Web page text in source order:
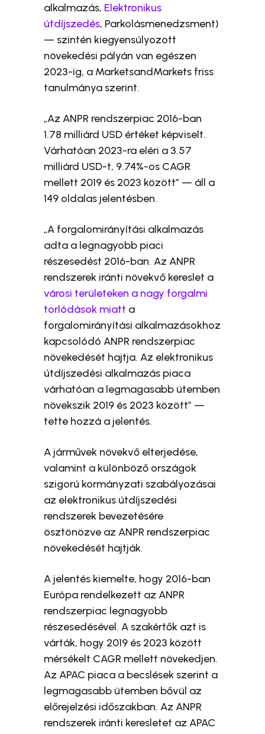
alkalmazás, Elektronikus
útdíjszedés, Parkolásmenedzsment)
— szintén kiegyensúlyozott
növekedési pályán van egészen
2023-ig, a MarketsandMarkets friss
tanulmánya szerint.
„Az ANPR rendszerpiac 2016-ban
1.78 milliárd USD értéket képviselt.
Várhatóan 2023-ra eléri a 3.57
milliárd USD-t, 9.74%-os CAGR
mellett 2019 és 2023 között” — áll a
149 oldalas jelentésben.
„A forgalomirányítási alkalmazás
adta a legnagyobb piaci
részesedést 2016-ban. Az ANPR
rendszerek iránti növekvő kereslet a
városi területeken a nagy forgalmi
torlódások miatt a
forgalomirányítási alkalmazásokhoz
kapcsolódó ANPR rendszerpiac
növekedését hajtja. Az elektronikus
útdíjszedési alkalmazás piaca
várhatóan a legmagasabb ütemben
növekszik 2019 és 2023 között” —
tette hozzá a jelentés.
A járművek növekvő elterjedése,
valamint a különböző országok
szigorú kormányzati szabályozásai
az elektronikus útdíjszedési
rendszerek bevezetésére
ösztönözve az ANPR rendszerpiac
növekedését hajtják.
A jelentés kiemelte, hogy 2016-ban
Európa rendelkezett az ANPR
rendszerpiac legnagyobb
részesedésével. A szakértők azt is
várták, hogy 2019 és 2023 között
mérsékelt CAGR mellett növekedjen.
Az APAC piaca a becslések szerint a
legmagasabb ütemben bővül az
előrejelzési időszakban. Az ANPR
rendszerek iránti keresletet az APAC